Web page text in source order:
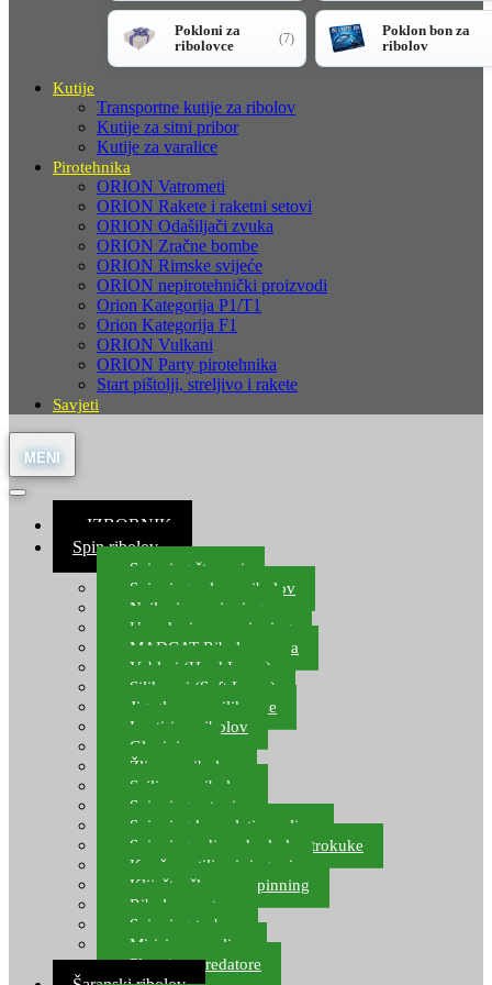
Pokloni za
ribolovce
(7)
Poklon bon za
ribolov
Kutije
Transportne kutije za ribolov
Kutije za sitni pribor
Kutije za varalice
Pirotehnika
ORION Vatrometi
ORION Rakete i raketni setovi
ORION Odašiljači zvuka
ORION Zračne bombe
ORION Rimske svijeće
ORION nepirotehnički proizvodi
Orion Kategorija P1/T1
Orion Kategorija F1
ORION Vulkani
ORION Party pirotehnika
Start pištolji, streljivo i rakete
Savjeti
≡ IZBORNIK
Spin ribolov
Spinning štapovi
Spinning role za ribolov
Najloni za spinning
Upredenice za spinning
MADCAT Ribolov soma
Vobleri (Hard Lures)
Silikonci (Soft Lures)
Jig glave za silikonce
Leptiri za ribolov
Glavinjare
Žlice za ribolov
Sajlice za ribolov
Spinning setovi
Spinning kompleti varalica
Spinning udice, dvokuke, trokuke
Kopče, vrtilice i ringovi
Kliješta, škare za spinning
Ribolov pastrve
Spinning torbe
Mirisi za varalice
Plovci za predatore